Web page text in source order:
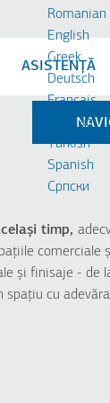
Romanian
English
Greek
Deutsch
Français
Russian
Turkish
Spanish
Cрпски
ASISTENȚĂ
FREIGHT
timp,
comerciale
și finisaje - de
spațiu cu